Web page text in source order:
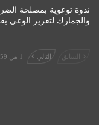
ندوة توعوية بمصلحة
والجمارك لتعزيز الوعي
السابق التالي 1 من 11٬859